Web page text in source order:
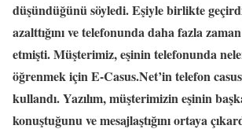
düşündüğünü söyledi. Eşiyle birlikte
azalttığını ve telefonunda daha fazla
etmişti. Müşterimiz, eşinin telefonunda
öğrenmek için E-Casus.Net’in telefon casus
kullandı. Yazılım, müşterimizin eşinin
konuştuğunu ve mesajlaştığını ortaya